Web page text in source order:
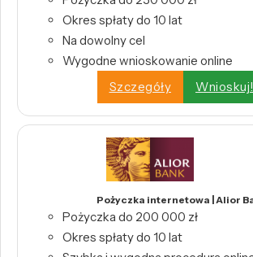
Okres spłaty do 10 lat
Na dowolny cel
Wygodne wnioskowanie online
Szczegóły
Wnioskuj!
Pożyczka internetowa | Alior
Pożyczka do 200 000 zł
Okres spłaty do 10 lat